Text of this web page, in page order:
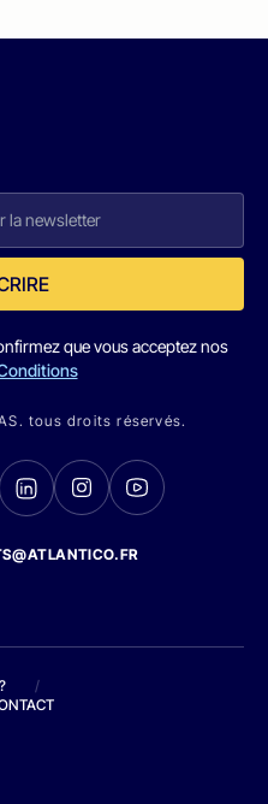
que vous acceptez nos
tous droits réservés.
/